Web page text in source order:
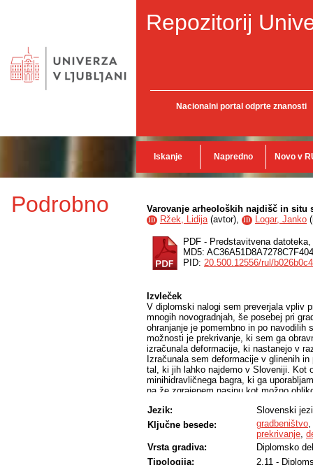
Repozitorij
Nacionalni portal odprte znanosti
Iskanje Napredno Novo v
Podrobno Varovanje arheoloških najdišč in situ
ID Ržek, Lidija(avtor), ID Logar, Janko (
PDF - Predstavitvena datoteka,
MD5:
PID: 20.500.12556/rul/
Izvleček
V diplomski nalogi sem preverjala vpliv
mnogih novogradnjah, še posebej pri
ohranjanje je pomembno in po navodilih
možnosti je prekrivanje, ki sem ga
izračunala deformacije, ki nastanejo v
Izračunala sem deformacije v glinenih
tal, ki jih lahko najdemo v Sloveniji. Kot
minihidravličnega bagra, ki ga
na že zgrajenem nasipu kot možno
možnosti poškodb arheoloških najdb. S
višino, pri kateri bodo morebitne
zaščitnega ukrepa. Predpostavila sem,
nahajajo. Na koncu diplomske naloge
sestavljajo artefakte, lahko prenesejo,
Jezik:
Slovenski
Ključne besede:
gradbeništvo,
prekrivanje,
Vrsta gradiva:
Diplomsko
Tipologija:
2.11 -